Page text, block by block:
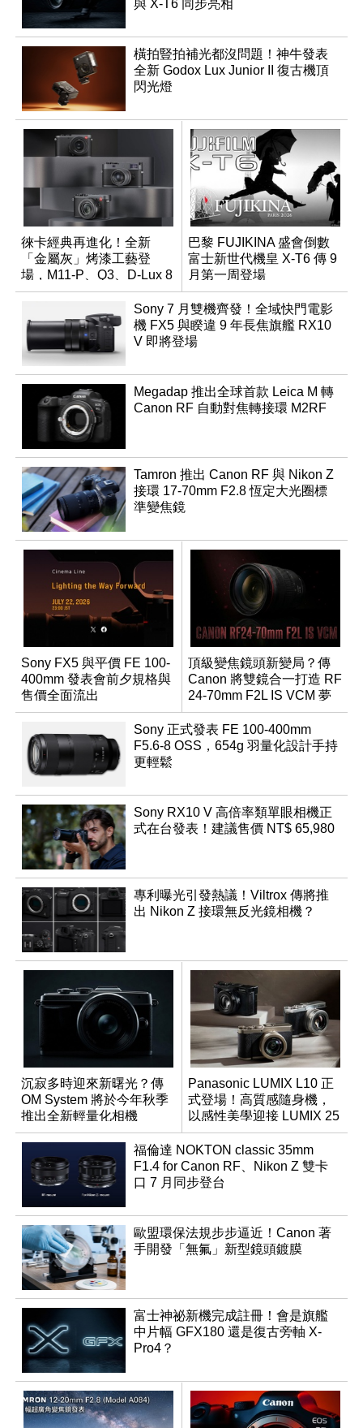
與 X-T6 同步亮相
橫拍豎拍補光都沒問題！神牛發表
全新 Godox Lux Junior II 復古機頂
閃光燈
徠卡經典再進化！全新
「金屬灰」烤漆工藝登
場，M11-P、Q3、D-Lux 8
領銜換裝
巴黎 FUJIKINA 盛會倒數
富士新世代機皇 X-T6 傳 9
月第一周登場
Sony 7 月雙機齊發！全域快門電影
機 FX5 與睽違 9 年長焦旗艦 RX10
V 即將登場
Megadap 推出全球首款 Leica M 轉
Canon RF 自動對焦轉接環 M2RF
Tamron 推出 Canon RF 與 Nikon Z
接環 17-70mm F2.8 恆定大光圈標
準變焦鏡
Sony FX5 與平價 FE 100-
400mm 發表會前夕規格與
售價全面流出
頂級變焦鏡頭新變局？傳
Canon 將雙鏡合一打造 RF
24-70mm F2L IS VCM 夢
幻規格
Sony 正式發表 FE 100-400mm
F5.6-8 OSS，654g 羽量化設計手持
更輕鬆
Sony RX10 V 高倍率類單眼相機正
式在台發表！建議售價 NT$ 65,980
專利曝光引發熱議！Viltrox 傳將推
出 Nikon Z 接環無反光鏡相機？
沉寂多時迎來新曙光？傳
OM System 將於今年秋季
推出全新輕量化相機
Panasonic LUMIX L10 正
式登場！高質感隨身機，
以感性美學迎接 LUMIX 25
週年
福倫達 NOKTON classic 35mm
F1.4 for Canon RF、Nikon Z 雙卡
口 7 月同步登台
歐盟環保法規步步逼近！Canon 著
手開發「無氟」新型鏡頭鍍膜
富士神祕新機完成註冊！會是旗艦
中片幅 GFX180 還是復古旁軸 X-
Pro4？